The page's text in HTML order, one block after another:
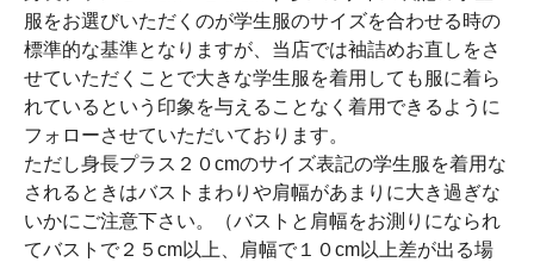
服をお選びいただくのが学生服のサイズを合わせる時の
標準的な基準となりますが、当店では袖詰めお直しをさ
せていただくことで大きな学生服を着用しても服に着ら
れているという印象を与えることなく着用できるように
フォローさせていただいております。
ただし身長プラス２０cmのサイズ表記の学生服を着用な
されるときはバストまわりや肩幅があまりに大き過ぎな
いかにご注意下さい。（バストと肩幅をお測りになられ
てバストで２５cm以上、肩幅で１０cm以上差が出る場